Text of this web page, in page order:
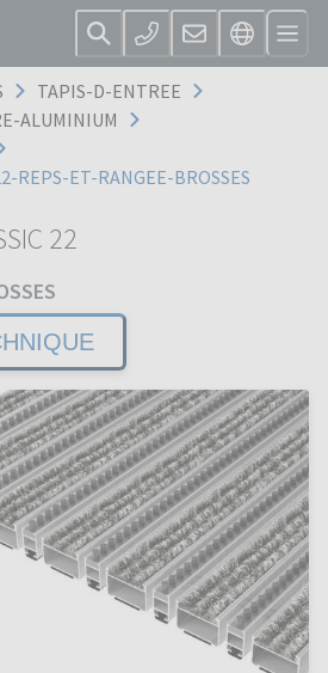
TAPIS-D-ENTREE
ALUMINIUM
REPS-ET-RANGEE-BROSSES
22